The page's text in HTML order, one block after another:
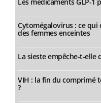
Cytomégalovirus : ce qui
des femmes enceintes
La sieste empêche-t-elle
VIH : la fin du comprimé
?